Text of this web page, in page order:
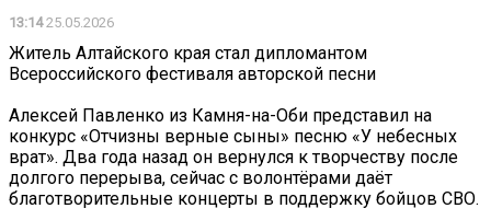
13:1425.05.2026
Житель Алтайского края стал дипломантом
Всероссийского фестиваля авторской песни
Алексей Павленко из Камня-на-Оби представил на
конкурс «Отчизны верные сыны» песню «У небесных
врат». Два года назад он вернулся к творчеству после
долгого перерыва, сейчас с волонтёрами даёт
благотворительные концерты в поддержку бойцов СВО.